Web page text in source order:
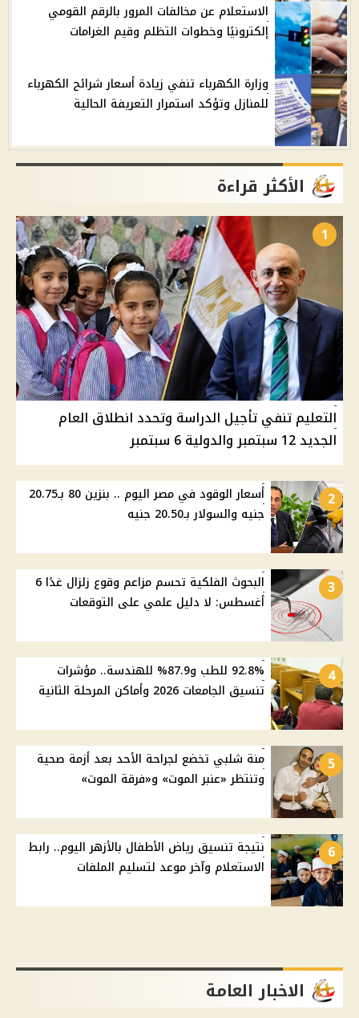
الاستعلام عن مخالفات المرور بالرقم القومي
إلكترونيًا وخطوات التظلم وقيم الغرامات
وزارة الكهرباء تنفي زيادة أسعار شرائح الكهرباء
للمنازل وتؤكد استمرار التعريفة الحالية
الأكثر قراءة
1
التعليم تنفي تأجيل الدراسة وتحدد انطلاق العام
الجديد 12 سبتمبر والدولية 6 سبتمبر
2
أسعار الوقود في مصر اليوم .. بنزين 80 بـ20.75
جنيه والسولار بـ20.50 جنيه
3
البحوث الفلكية تحسم مزاعم وقوع زلزال غدًا 6
أغسطس: لا دليل علمي على التوقعات
4
92.8% للطب و87.9% للهندسة.. مؤشرات
تنسيق الجامعات 2026 وأماكن المرحلة الثانية
5
منة شلبي تخضع لجراحة الأحد بعد أزمة صحية
وتنتظر «عنبر الموت» و«فرقة الموت»
6
نتيجة تنسيق رياض الأطفال بالأزهر اليوم.. رابط
الاستعلام وآخر موعد لتسليم الملفات
الاخبار العامة